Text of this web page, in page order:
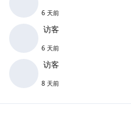
6 天前
访客
6 天前
访客
8 天前